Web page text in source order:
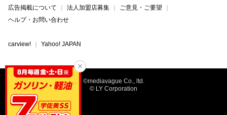
広告掲載について
法人加盟店募集
ご意見・ご要望
ヘルプ・お問い合わせ
carview! Yahoo! JAPAN
©mediavague Co., ltd.
© LY Corporation